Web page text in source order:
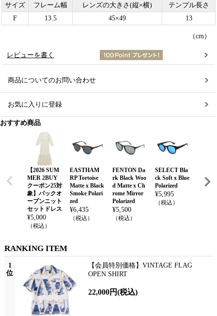
サイズ フレーム幅 レンズの大きさ(縦×横)
テンプル長さ
F
13.5 45×49 13
（cm）
レビューを書く
商品についてのお問い合わせ
お気に入りに登録
おすすめ商品
【2026 SUM
MER 2BUY
クーポン25対
象】バックオ
ープンニット
セットドレス
¥5,000
（税込）
EASTHAM
RP Tortoise
Matte x Black
Smoke Polari
zed
¥6,435
（税込）
FENTON Da
rk Black Woo
d Matte x Ch
rome Mirror
Polarized
¥5,500
（税込）
SELECT Bla
ck Soft x Blue
Polarized
¥5,995
（税込）
Matte
n
RANKING ITEM
1
位
【会員特別価格】VINTAGE FLAG
OPEN SHIRT
22,000円(税込)